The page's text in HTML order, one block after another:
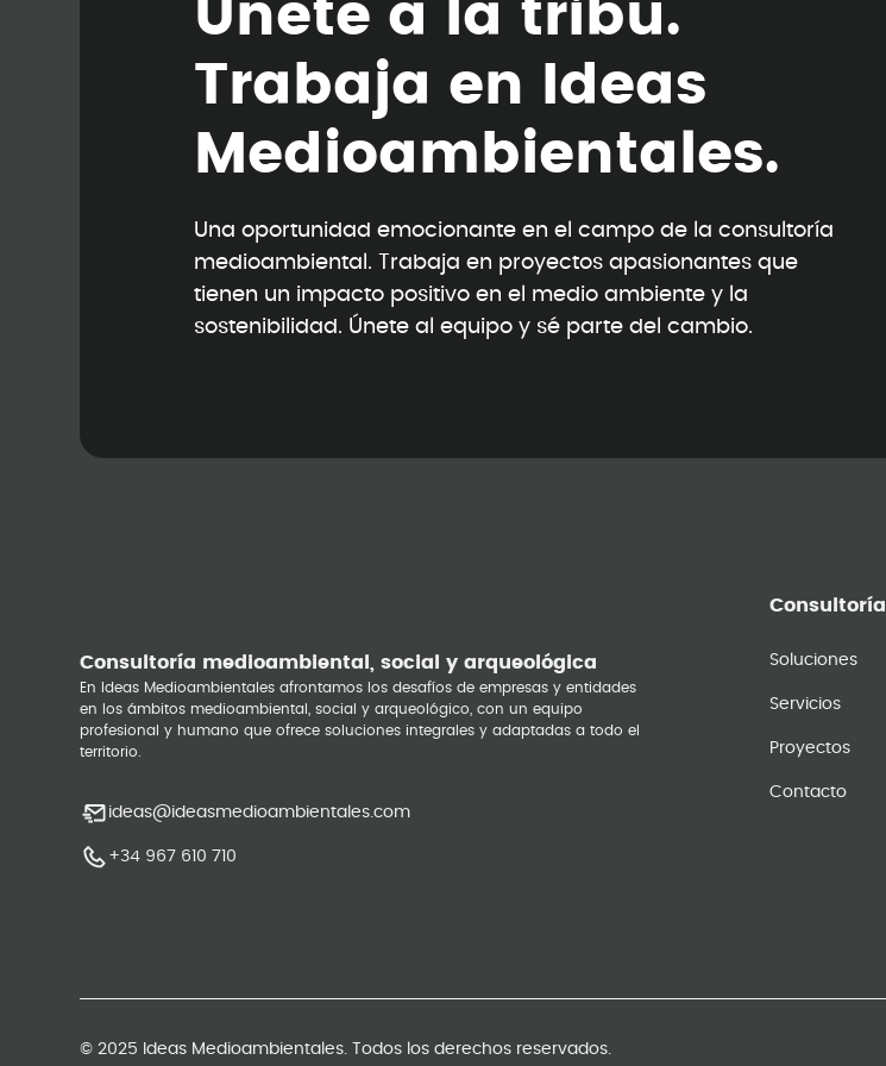
Únete a a tribu.
Trabaja en deas
M edioambienta es.
Una oportunidad emocionante en el campo de la consultoría
medioambiental. Trabaja en proyectos apasionantes que
tienen un impacto positivo en el medio ambiente y la
sostenibilidad. Únete al equipo y sé parte del cambio.
Consultoría medioambiental, social y arqueológica
En Ideas Medioambientales afrontamos los desafíos de empresas y entidades
en los ámbitos medioambiental, social y arqueológico, con un equipo
profesional y humano que ofrece soluciones integrales y adaptadas a todo el
territorio.
ideas@ideasmedioambientales.com
+34 967 610 710
Consultoría
Soluciones
Servicios
Proyectos
Contacto
© 2025 Ideas Medioambientales. Todos los derechos reservados.